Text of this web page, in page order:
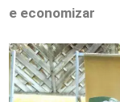
e economizar